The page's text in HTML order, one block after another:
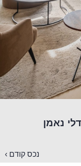
נאמן
נכס קודם ›